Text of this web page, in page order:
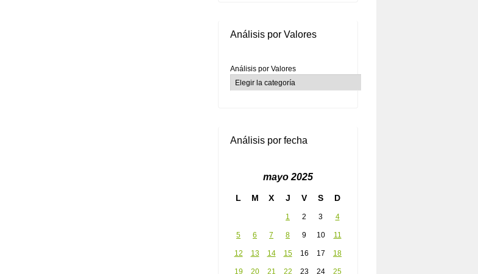
Análisis por Valores
Análisis por Valores
Análisis por fecha
mayo 2025
L M X J V S D
1 2 3 4
5 6 7 8 9 10 11
12 13 14 15 16 17 18
19 20 21 22 23 24 25